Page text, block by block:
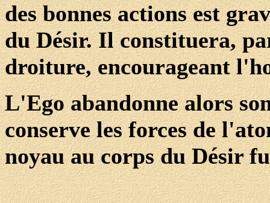
des bonnes actions est
du Désir. Il constituera,
droiture, encourageant
L'Ego abandonne alors
conserve les forces de
noyau au corps du Désir